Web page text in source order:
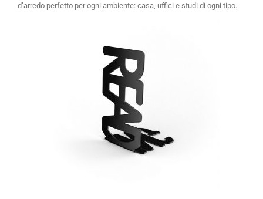
d’arredo perfetto per ogni ambiente: casa, uffici e studi di ogni tipo.